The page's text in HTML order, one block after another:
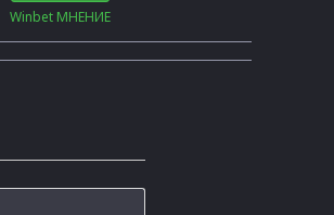
Winbet МНЕНИЕ